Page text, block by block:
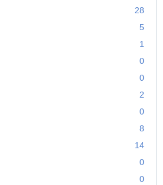
28
5
1
0
0
2
0
8
14
0
0